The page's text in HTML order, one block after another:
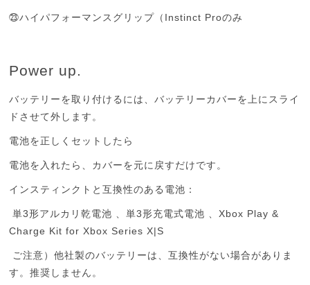
㉓ハイパフォーマンスグリップ（ Instinct Proのみ
Power up.
バッテリーを取り付けるには、バッテリーカバーを上にスライ
ドさせて外します。
電池を正しくセットしたら
電池を入れたら、カバーを元に戻すだけです。
インスティンクトと互換性のある電池：
単3形アルカリ乾電池 、単3形充電式電池 、Xbox Play &
Charge Kit for Xbox Series X|S
ご注意）他社製のバッテリーは、互換性がない場合がありま
す。推奨しません。